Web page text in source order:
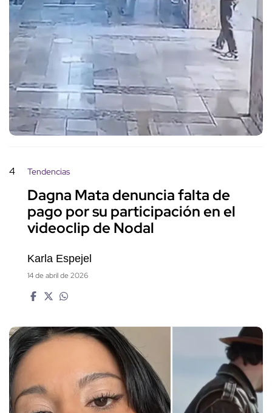
4 Tendencias
Dagna Mata denuncia falta de
pago por su participación en el
videoclip de Nodal
Karla Espejel
14 de abril de 2026